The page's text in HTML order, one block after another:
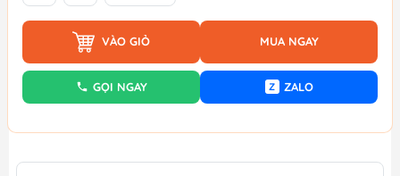
VÀO GIỎ MUA NGAY
GỌI NGAY Z ZALO